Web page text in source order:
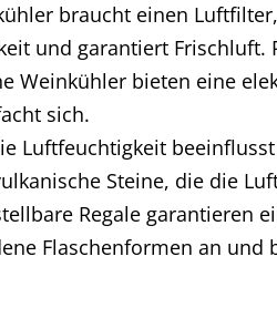
braucht einen
und garantiert Frischluft.
Weinkühler bieten eine
sich.
Luftfeuchtigkeit
Steine, die die
Regale garantieren
Flaschenformen an